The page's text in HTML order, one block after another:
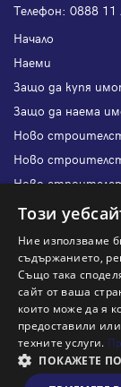
Телефон: 0888 11
Начало
Наеми
Защо да купя
Защо да наема
Ново
Ново
Ново
Ново
Защо да отдам
Наши офиси
Кариери
Кои сме ние?
Франчайз
Блог
Този
Ние използваме
съдържанието,
Също така
сайт от ваша
които може да я
предоставили
техните услуги.
ПОКАЖЕТЕ